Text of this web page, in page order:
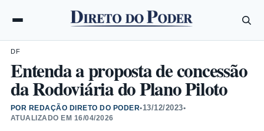
DF
Entenda a proposta de concessão
da Rodoviária do Plano Piloto
POR REDAÇÃO DIRETO DO PODER•13/12/2023•
ATUALIZADO EM 16/04/2026